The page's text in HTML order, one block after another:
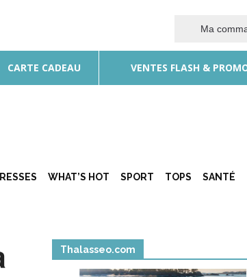
Ma
CARTE CADEAU VENTES FLASH &
WHAT’S HOT SPORT TOPS SANTÉ
Thalasseo.com